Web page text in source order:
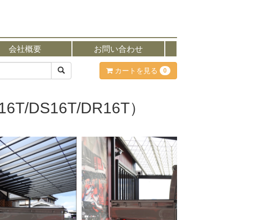
会社概要 お問い合わせ
カートを見る 0
DS16T/DR16T）